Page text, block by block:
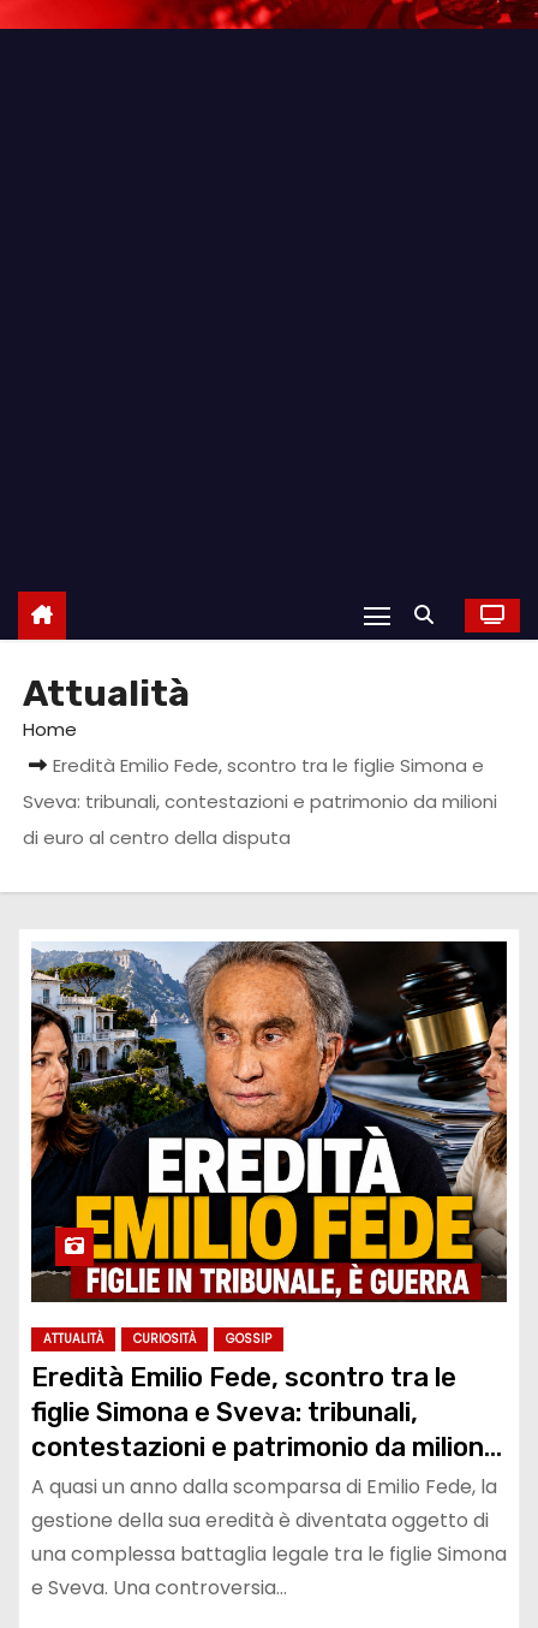
Attualità
Home
Eredità Emilio Fede, scontro tra le figlie Simona e
Sveva: tribunali, contestazioni e patrimonio da milioni
di euro al centro della disputa
ATTUALITÀ CURIOSITÀ GOSSIP
Eredità Emilio Fede, scontro tra le
figlie Simona e Sveva: tribunali,
contestazioni e patrimonio da milioni
di euro al centro della disputa
A quasi un anno dalla scomparsa di Emilio Fede, la
gestione della sua eredità è diventata oggetto di
una complessa battaglia legale tra le figlie Simona
e Sveva. Una controversia…